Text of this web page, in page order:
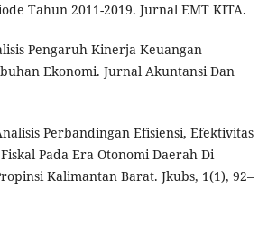
Tahun 2011-2019. Jurnal EMT KITA.
Pengaruh Kinerja Keuangan
Ekonomi. Jurnal Akuntansi Dan
Perbandingan Efisiensi, Efektivitas
Pada Era Otonomi Daerah Di
Kalimantan Barat. Jkubs, 1(1), 92–